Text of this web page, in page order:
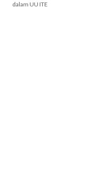
dalam UU ITE